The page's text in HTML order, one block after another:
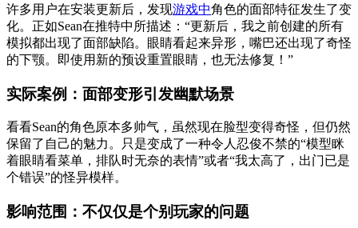
许多用户在安装更新后，发现游戏中角色的面部特征发生了变
化。正如Sean在推特中所描述：“更新后，我之前创建的所有
模拟都出现了面部缺陷。眼睛看起来异形，嘴巴还出现了奇怪
的下颚。即使用新的预设重置眼睛，也无法修复！”
实际案例：面部变形引发幽默场景
看看Sean的角色原本多帅气，虽然现在脸型变得奇怪，但仍然
保留了自己的魅力。只是变成了一种令人忍俊不禁的“模型眯
着眼睛看菜单，排队时无奈的表情”或者“我太高了，出门已是
个错误”的怪异模样。
影响范围：不仅仅是个别玩家的问题